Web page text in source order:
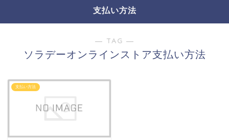
支払い方法
― TAG ―
ソラデーオンラインストア支払い方法
支払い方法